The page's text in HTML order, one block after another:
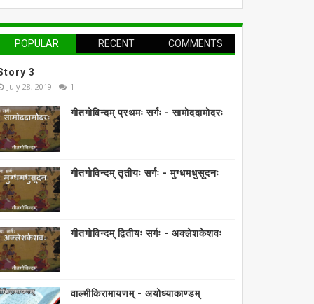
POPULAR RECENT COMMENTS
3
July 28, 2019 1
गीतगोविन्दम् प्रथमः सर्गः - सामोददामोदरः
गीतगोविन्दम् तृतीयः सर्गः - मुग्धमधुसूदनः
गीतगोविन्दम् द्वितीयः सर्गः - अक्लेशकेशवः
वाल्मीकिरामायणम् - अयोध्याकाण्डम्